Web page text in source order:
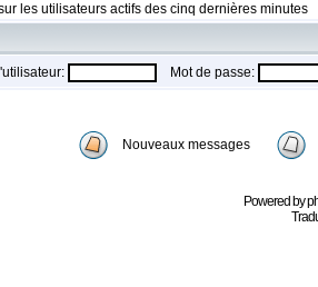
les utilisateurs actifs des cinq dernières minutes
Mot de passe:
Nouveaux messages
Powered by